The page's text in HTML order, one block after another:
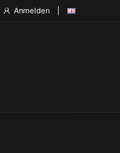
Anmelden